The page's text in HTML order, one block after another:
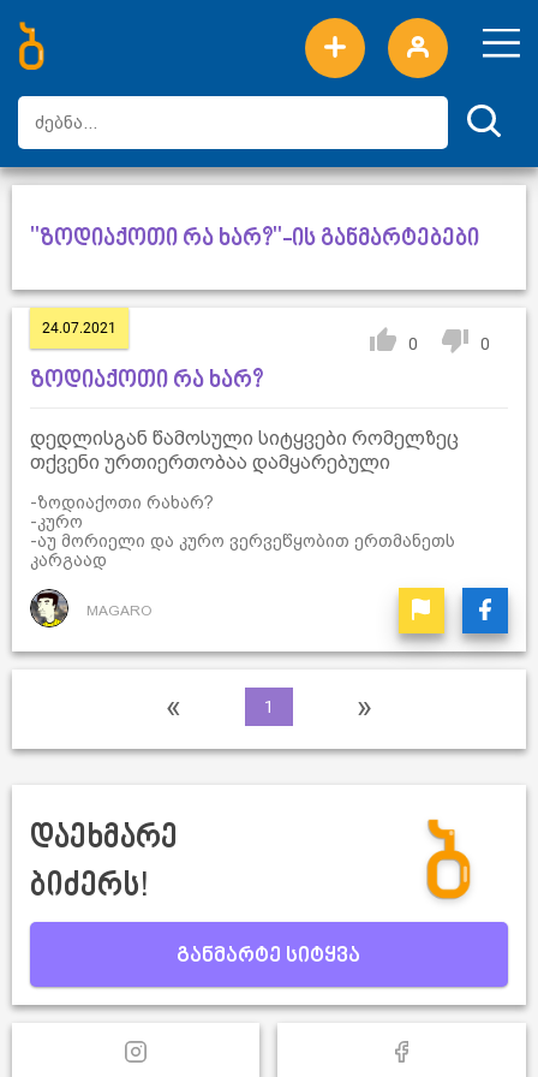
ახალი სიტყვები
ტოპ სიტყვები
დღის ტოპ სიტყვები
ტოპ მომხმარებლები
"ზოდიაქოთი რა ხარ?"-ის განმარტებები
24.07.2021
0 0
ზოდიაქოთი რა ხარ?
დედლისგან წამოსული სიტყვები რომელზეც
თქვენი ურთიერთობაა დამყარებული
-ზოდიაქოთი რახარ?
-კურო
-აუ მორიელი და კურო ვერვეწყობით ერთმანეთს
კარგაად
MAGARO
« 1 »
დაეხმარე
ბიძერს!
განმარტე სიტყვა